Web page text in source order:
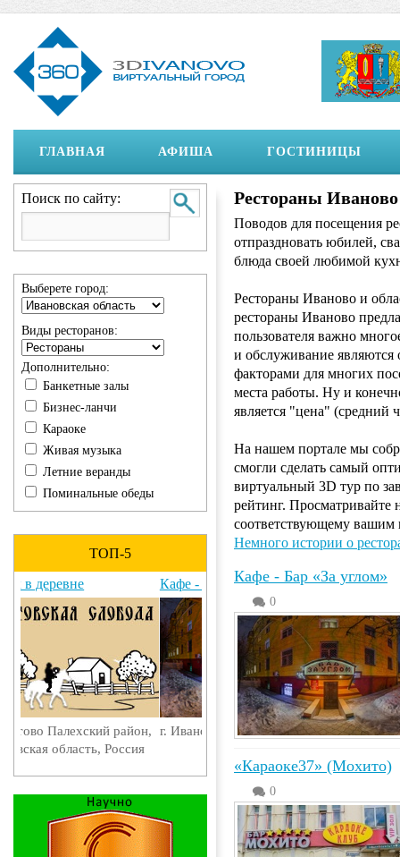
ГЛАВНАЯ АФИША ГОСТИНИЦЫ
Рестораны
Поводов для посещения
отпраздновать юбилей,
блюда своей любимой
Рестораны Иваново и
рестораны Иваново
пользователя важно
и обслуживание
факторами для многих
места работы. Ну и
является "цена" (средний
На нашем портале мы
смогли сделать самый
виртуальный 3D тур по
рейтинг. Просматривайте
соответствующему вашим
Немного истории о
Кафе - Бар «За углом»
0
«Караоке37» (Мохито)
0
Поиск по сайту:
Выберете город:
Виды ресторанов:
Дополнительно:
Банкетные залы
Бизнес-ланчи
Караоке
Живая музыка
Летние веранды
Поминальные обеды
ТОП-5
Кафе - Бар «За углом»
г. Иваново, ул. Суворова, д. 42